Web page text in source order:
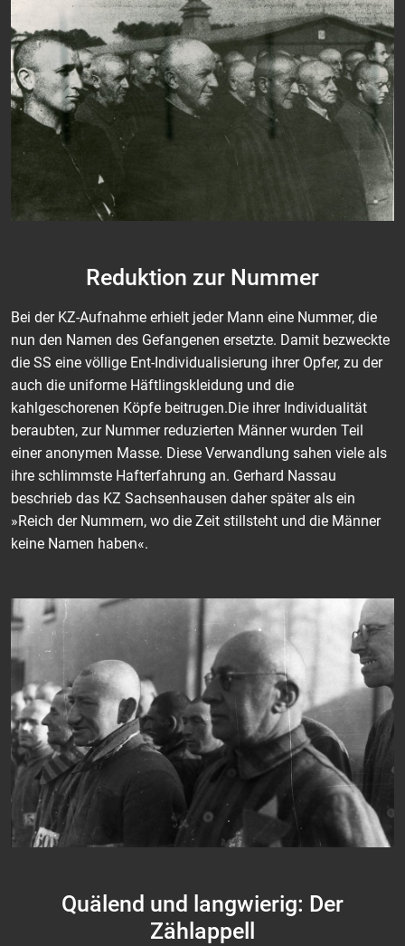
Reduktion zur Nummer
Bei der KZ-Aufnahme erhielt jeder Mann eine Nummer, die
nun den Namen des Gefangenen ersetzte. Damit bezweckte
die SS eine völlige Ent-Individualisierung ihrer Opfer, zu der
auch die uniforme Häftlingskleidung und die
kahlgeschorenen Köpfe beitrugen.Die ihrer Individualität
beraubten, zur Nummer reduzierten Männer wurden Teil
einer anonymen Masse. Diese Verwandlung sahen viele als
ihre schlimmste Hafterfahrung an. Gerhard Nassau
beschrieb das KZ Sachsenhausen daher später als ein
»Reich der Nummern, wo die Zeit stillsteht und die Männer
keine Namen haben«.
Quälend und langwierig: Der
Zählappell